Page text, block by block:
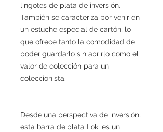
lingotes de plata de inversión.
También se caracteriza por venir en
un estuche especial de cartón, lo
que ofrece tanto la comodidad de
poder guardarlo sin abrirlo como el
valor de colección para un
coleccionista.
Desde una perspectiva de inversión,
esta barra de plata Loki es un